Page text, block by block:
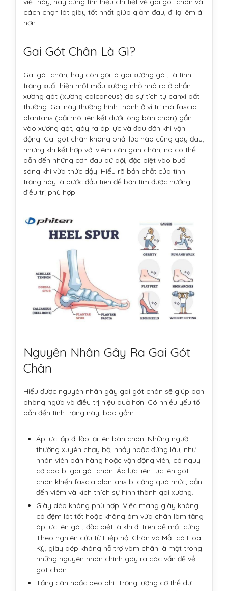
cách chọn lót giày tốt nhất giúp giảm đau, đi lại êm ái
hơn.
Gai Gót Chân Là Gì?
Gai gót chân, hay còn gọi là gai xương gót, là tình
trạng xuất hiện một mẩu xương nhỏ nhô ra ở phần
xương gót (xương calcaneus) do sự tích tụ canxi bất
thường. Gai này thường hình thành ở vị trí mà fascia
plantaris (dải mô liên kết dưới lòng bàn chân) gắn
vào xương gót, gây ra áp lực và đau đớn khi vận
động. Gai gót chân không phải lúc nào cũng gây đau,
nhưng khi kết hợp với viêm cân gan chân, nó có thể
dẫn đến những cơn đau dữ dội, đặc biệt vào buổi
sáng khi vừa thức dậy. Hiểu rõ bản chất của tình
trạng này là bước đầu tiên để bạn tìm được hướng
điều trị phù hợp.
Nguyên Nhân Gây Ra Gai Gót
Chân
Hiểu được nguyên nhân gây gai gót chân sẽ giúp bạn
phòng ngừa và điều trị hiệu quả hơn. Có nhiều yếu tố
dẫn đến tình trạng này, bao gồm:
Áp lực lặp đi lặp lại lên bàn chân: Những người
thường xuyên chạy bộ, nhảy hoặc đứng lâu, như
nhân viên bán hàng hoặc vận động viên, có nguy
cơ cao bị gai gót chân. Áp lực liên tục lên gót
chân khiến fascia plantaris bị căng quá mức, dẫn
đến viêm và kích thích sự hình thành gai xương.
Giày dép không phù hợp: Việc mang giày không
có đệm lót tốt hoặc không ôm vừa chân làm tăng
áp lực lên gót, đặc biệt là khi đi trên bề mặt cứng.
Theo nghiên cứu từ Hiệp hội Chân và Mắt cá Hoa
Kỳ, giày dép không hỗ trợ vòm chân là một trong
những nguyên nhân chính gây ra các vấn đề về
gót chân.
Tăng cân hoặc béo phì: Trọng lượng cơ thể dư